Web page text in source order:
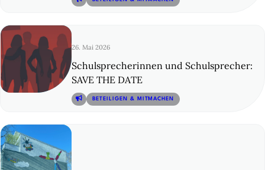
26. Mai 2026
Schulsprecherinnen und Schulsprecher:
SAVE THE DATE
BETEILIGEN & MITMACHEN